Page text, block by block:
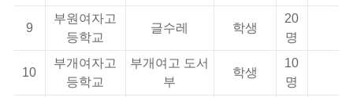
9
부원여자고
등학교
글수레 학생
20
명
10
부개여자고
등학교
부개여고 도서
부
학생
10
명